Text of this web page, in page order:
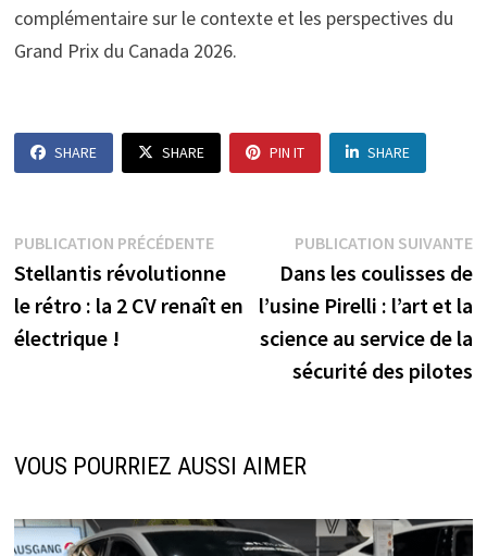
complémentaire sur le contexte et les perspectives du
Grand Prix du Canada 2026.
SHARE SHARE PIN IT SHARE
Navigation
de
l’article
PUBLICATION PRÉCÉDENTEPublication
précédente :
Stellantis révolutionne
le rétro : la 2 CV renaît en
électrique !
PUBLICATION SUIVANTE
Dans les coulisses de
l’usine Pirelli : l’art et la
science au service de la
sécurité des pilotes
VOUS POURRIEZ AUSSI AIMER